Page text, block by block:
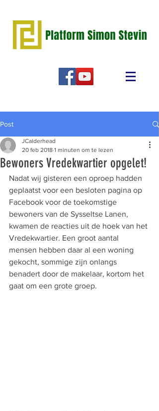
Post
Bewoners Vredekwartier opgelet!
JCalderhead
20 feb 2018 1 minuten om te lezen
Nadat wij gisteren een oproep hadden
geplaatst voor een besloten pagina op
Facebook voor de toekomstige
bewoners van de Sysseltse Lanen,
kwamen de reacties uit de hoek van het
Vredekwartier. Een groot aantal
mensen hebben daar al een woning
gekocht, sommige zijn onlangs
benadert door de makelaar, kortom het
gaat om een grote groep.